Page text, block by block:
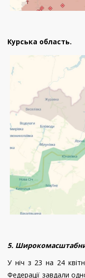
Курська область.
5.
У ніч з 23 на 24
Федерації завдали